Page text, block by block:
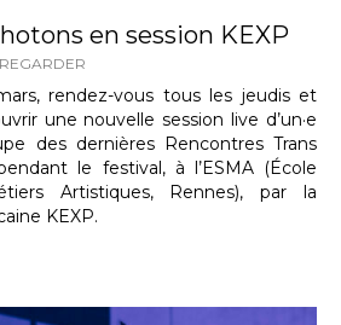
en session KEXP
REGARDER
rendez-vous tous les jeudis et
une nouvelle session live d’un·e
des dernières Rencontres Trans
le festival, à l’ESMA (École
Artistiques, Rennes), par la
KEXP.